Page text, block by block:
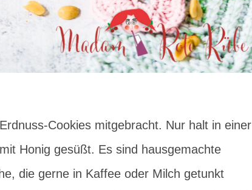
Cookies mitgebracht. Nur halt in einer
Honig gesüßt. Es sind hausgemachte
die gerne in Kaffee oder Milch getunkt